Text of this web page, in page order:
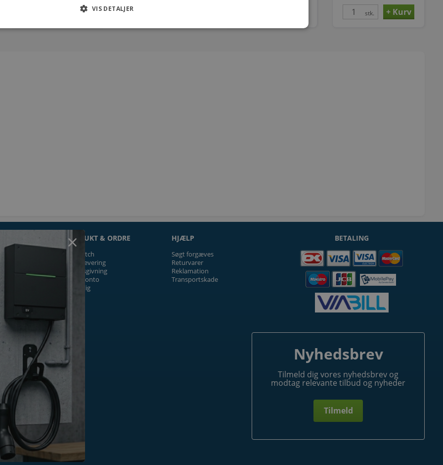
stk.
PRODUKT & ORDRE
Prismatch
Fragt/levering
Tilbudsgivning
Firmakonto
Offentlig
HJÆLP
Søgt forgæves
Returvarer
Reklamation
Transportskade
BETALING
Nyhedsbrev
Tilmeld dig vores nyhedsbrev og
modtag relevante tilbud og nyheder
Tilmeld
VIS DETALJER